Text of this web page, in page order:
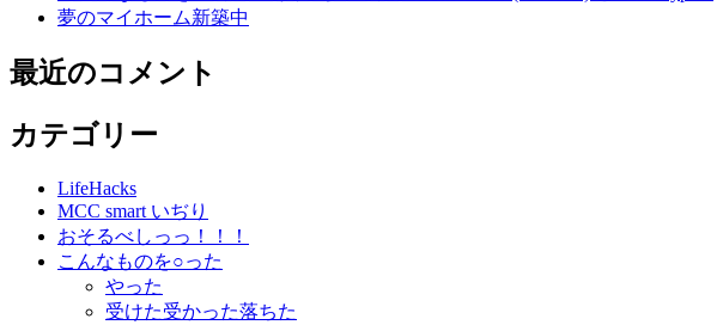
夢のマイホーム新築中
最近のコメント
カテゴリー
LifeHacks
MCC smart いぢり
おそるべしっっ！！！
こんなものを○った
やった
受けた受かった落ちた